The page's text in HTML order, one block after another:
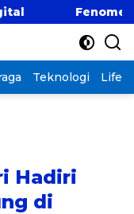
Fenomena “Kabur
Teknologi
Hadiri
di